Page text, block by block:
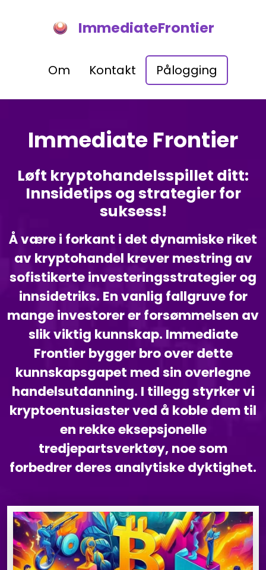
ImmediateFrontier
Om Kontakt Pålogging
Immediate Frontier
Løft kryptohandelsspillet ditt:
Innsidetips og strategier for
suksess!
Å være i forkant i det dynamiske riket
av kryptohandel krever mestring av
sofistikerte investeringsstrategier og
innsidetriks. En vanlig fallgruve for
mange investorer er forsømmelsen av
slik viktig kunnskap. Immediate
Frontier bygger bro over dette
kunnskapsgapet med sin overlegne
handelsutdanning. I tillegg styrker vi
kryptoentusiaster ved å koble dem til
en rekke eksepsjonelle
tredjepartsverktøy, noe som
forbedrer deres analytiske dyktighet.